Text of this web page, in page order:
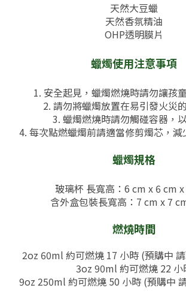
天然大豆蠟
天然香氛精油
OHP透明膜片
蠟燭使用注意事項
1. 安全起見，蠟燭燃燒時請勿讓孩
2. 請勿將蠟燭放置在易引發火災
3. 蠟燭燃燒時請勿觸碰容器，
4. 每次點燃蠟燭前請適當修剪燭芯，
蠟燭規格
玻璃杯 長寬高：6 cm x 6 cm
含外盒包裝長寬高：7 cm x 7
燃燒時間
2oz 60ml 約可燃燒 17 小時 (預購中
3oz 90ml 約可燃燒 22 小
9oz 250ml 約可燃燒 50 小時 (預購中